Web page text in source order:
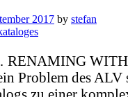
2017 by stefan
WITH
Problem des ALV
zu einer